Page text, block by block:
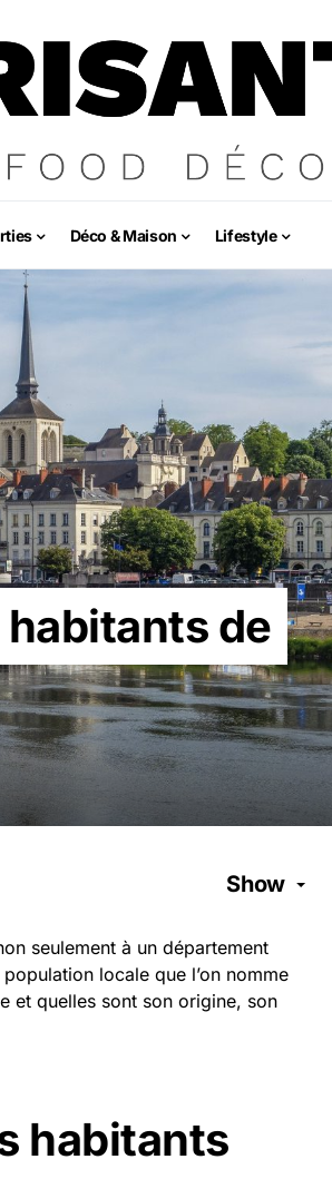
Déco & Maison Lifestyle
de
Show
seulement à un département
locale que l’on nomme
et quelles sont son origine, son
habitants